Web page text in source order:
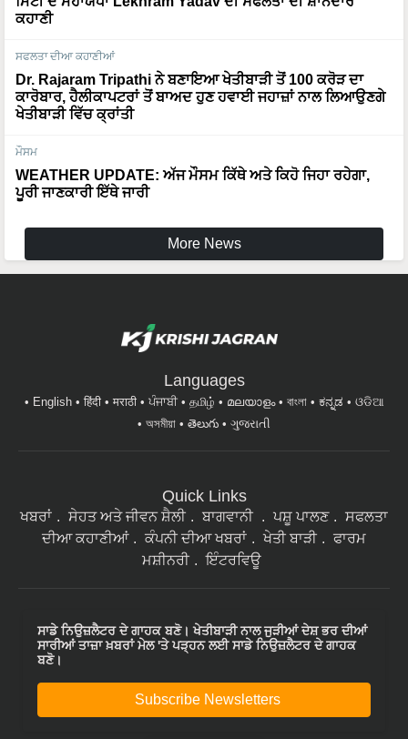
Dr. Rajaram Tripathi ਨੇ ਬਣਾਇਆ ਖੇਤੀਬਾੜੀ ਤੋਂ 100 ਕਰੋੜ ਦਾ
ਕਾਰੋਬਾਰ, ਹੈਲੀਕਾਪਟਰਾਂ ਤੋਂ ਬਾਅਦ ਹੁਣ ਹਵਾਈ ਜਹਾਜ਼ਾਂ ਨਾਲ ਲਿਆਉਣਗੇ
ਖੇਤੀਬਾੜੀ ਵਿੱਚ ਕ੍ਰਾਂਤੀ
WEATHER UPDATE: ਅੱਜ ਮੌਸਮ ਕਿੱਥੇ ਅਤੇ ਕਿਹੋ ਜਿਹਾ ਰਹੇਗਾ,
ਪੰਜਾਬੀ தமிழ் മലയാളം
অসমীয়া
తెలుగు ગુજરાતી
ਸੇਹਤ ਅਤੇ ਜੀਵਨ ਸ਼ੈਲੀ ਬਾਗਵਾਨੀ
ਦੀਆ ਕਹਾਣੀਆਂ
ਕੰਪਨੀ ਦੀਆ ਖਬਰਾਂ ਖੇਤੀ ਬਾੜੀ
ਫਾਰਮ
ਮਸ਼ੀਨਰੀ
ਇੰਟਰਵਿਊ
ਸਾਰੀਆਂ ਤਾਜ਼ਾ ਖ਼ਬਰਾਂ ਮੇਲ 'ਤੇ ਪੜ੍ਹਨ ਲਈ ਸਾਡੇ ਨਿਉਜ਼ਲੈਟਰ ਦੇ ਗਾਹਕ
ਬਣੋ।